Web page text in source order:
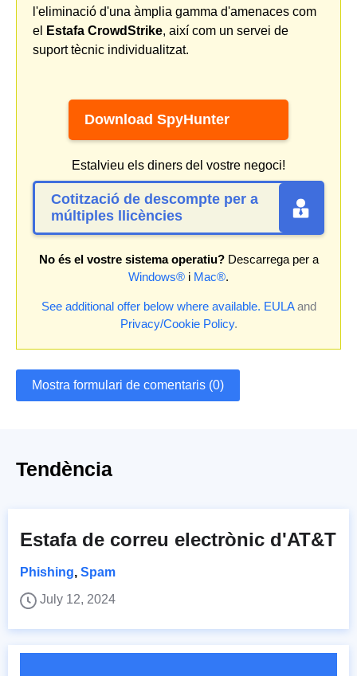
l'eliminació d'una àmplia gamma d'amenaces com
el
Estafa CrowdStrike, així com un servei de
suport tècnic individualitzat.
Download SpyHunter
Estalvieu els diners del vostre negoci!
Cotització de descompte per a
múltiples llicències
No és el vostre sistema operatiu?Descarrega per a
Windows® i Mac®.
See additional offer below where available. EULAand
Privacy/Cookie Policy.
Mostra formulari de comentaris (0)
Tendència
Estafa de correu electrònic d'AT&T
Phishing, Spam
July 12, 2024